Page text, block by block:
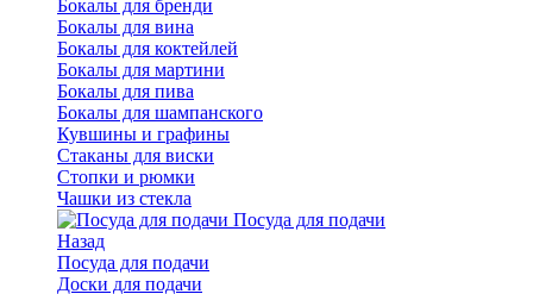
Бокалы для бренди
Бокалы для вина
Бокалы для коктейлей
Бокалы для мартини
Бокалы для пива
Бокалы для шампанского
Кувшины и графины
Стаканы для виски
Стопки и рюмки
Чашки из стекла
Посуда для подачи
Назад
Посуда для подачи
Доски для подачи